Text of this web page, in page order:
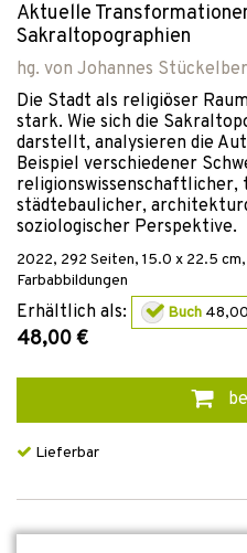
Aktuelle
Sakraltopographien
hg. von Johannes
Die Stadt als religiöser
stark. Wie sich die
darstellt, analysieren die
Beispiel verschiedener
religionswissenschaftlicher,
städtebaulicher,
soziologischer Perspektive.
2022, 292 Seiten, 15.0 x 22.5 cm,
Farbabbildungen
Erhältlich als: Buch
48,00 €
Lieferbar